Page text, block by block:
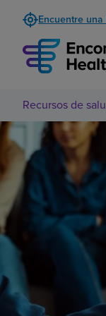
Encuentre
Recursos de